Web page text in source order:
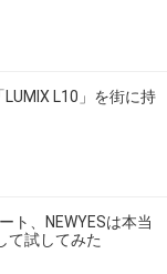
L10」を街に持
ト、NEWYESは本当
て試してみた